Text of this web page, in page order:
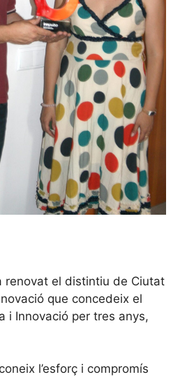
renovat el distintiu de Ciutat
que concedeix el
i Innovació per tres anys,
l’esforç i compromís